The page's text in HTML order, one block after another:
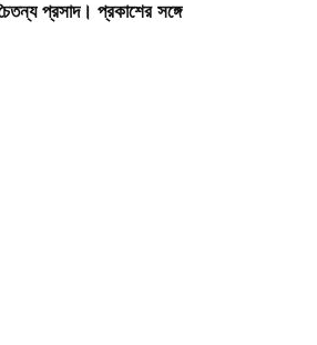
প্রসাদ। প্রকাশের সঙ্গে